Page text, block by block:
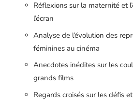
Réflexions sur la maternité et
l’écran
Analyse de l’évolution des
féminines au cinéma
Anecdotes inédites sur les
grands films
Regards croisés sur les défis